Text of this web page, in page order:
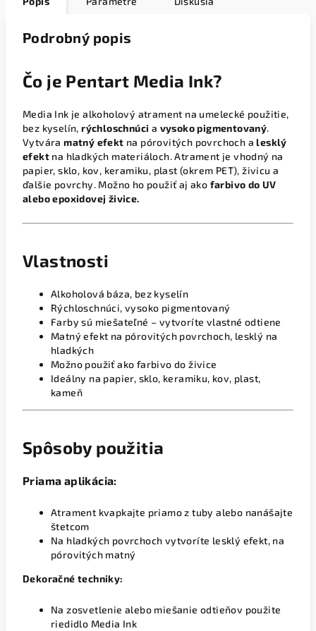
Podrobný popis
Čo je Pentart Media Ink?
Media Ink je alkoholový atrament na umelecké použitie,
bez kyselín, rýchloschnúci a vysoko pigmentovaný.
Vytváramatný efekt na pórovitých povrchoch alesklý
efekt na hladkých materiáloch. Atrament je vhodný na
papier, sklo, kov, keramiku, plast (okrem PET), živicu a
ďalšie povrchy. Možno ho použiť aj ako farbivo do UV
alebo epoxidovej živice.
Vlastnosti
Alkoholová báza, bez kyselín
Rýchloschnúci, vysoko pigmentovaný
Farby sú miešateľné – vytvoríte vlastné odtiene
Matný efekt na pórovitých povrchoch, lesklý na
hladkých
Možno použiť ako farbivo do živice
Ideálny na papier, sklo, keramiku, kov, plast,
kameň
Spôsoby použitia
Priama aplikácia:
Atrament kvapkajte priamo z tuby alebo nanášajte
štetcom
Na hladkých povrchoch vytvoríte lesklý efekt, na
pórovitých matný
Dekoračné techniky:
Na zosvetlenie alebo miešanie odtieňov použite
riedidlo Media Ink